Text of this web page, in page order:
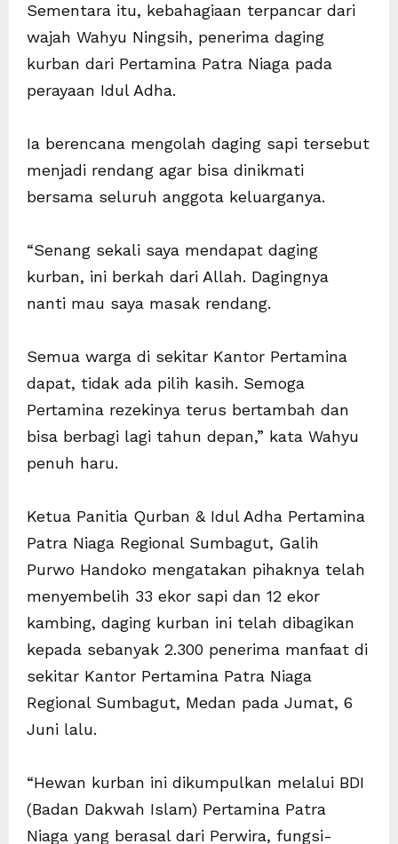
Sementara itu, kebahagiaan terpancar dari
wajah Wahyu Ningsih, penerima daging
kurban dari Pertamina Patra Niaga pada
perayaan Idul Adha.
Ia berencana mengolah daging sapi tersebut
menjadi rendang agar bisa dinikmati
bersama seluruh anggota keluarganya.
“Senang sekali saya mendapat daging
kurban, ini berkah dari Allah. Dagingnya
nanti mau saya masak rendang.
Semua warga di sekitar Kantor Pertamina
dapat, tidak ada pilih kasih. Semoga
Pertamina rezekinya terus bertambah dan
bisa berbagi lagi tahun depan,” kata Wahyu
penuh haru.
Ketua Panitia Qurban & Idul Adha Pertamina
Patra Niaga Regional Sumbagut, Galih
Purwo Handoko mengatakan pihaknya telah
menyembelih 33 ekor sapi dan 12 ekor
kambing, daging kurban ini telah dibagikan
kepada sebanyak 2.300 penerima manfaat di
sekitar Kantor Pertamina Patra Niaga
Regional Sumbagut, Medan pada Jumat, 6
Juni lalu.
“Hewan kurban ini dikumpulkan melalui BDI
(Badan Dakwah Islam) Pertamina Patra
Niaga yang berasal dari Perwira, fungsi-